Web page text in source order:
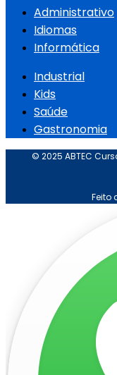
Administrativo
Idiomas
Informática
Industrial
Kids
Saúde
Gastronomia
© 2025 ABTEC
Feito